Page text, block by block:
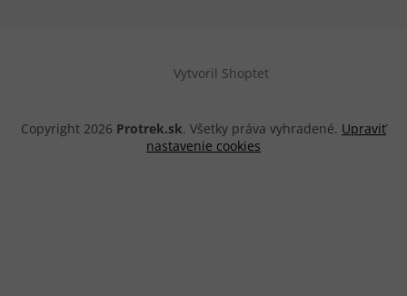
Vytvoril Shoptet
Copyright 2026 Protrek.sk. Všetky práva vyhradené. Upraviť
nastavenie cookies